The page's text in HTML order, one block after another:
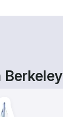
Berkeley